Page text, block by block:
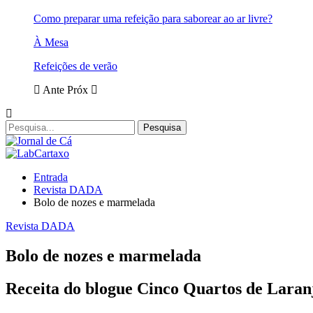
Como preparar uma refeição para saborear ao ar livre?
À Mesa
Refeições de verão
Ante Próx
Entrada
Revista DADA
Bolo de nozes e marmelada
Revista DADA
Bolo de nozes e marmelada
Receita do blogue Cinco Quartos de